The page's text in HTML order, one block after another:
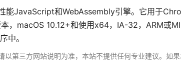
能JavaScript和WebAssembly引擎。它用于
，macOS 10.12+和使用x64，IA-32，ARM或
中。
以第三方网站说明为准，本站不提供任何专业建议。如